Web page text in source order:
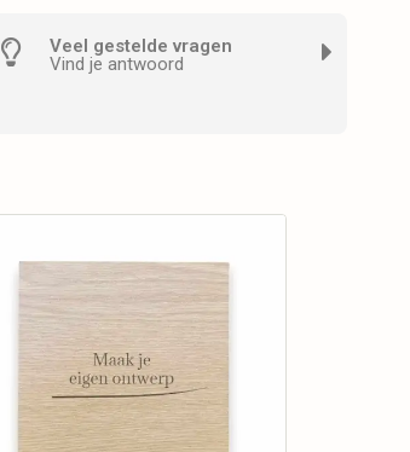
Veel gestelde vragen
Vind je antwoord